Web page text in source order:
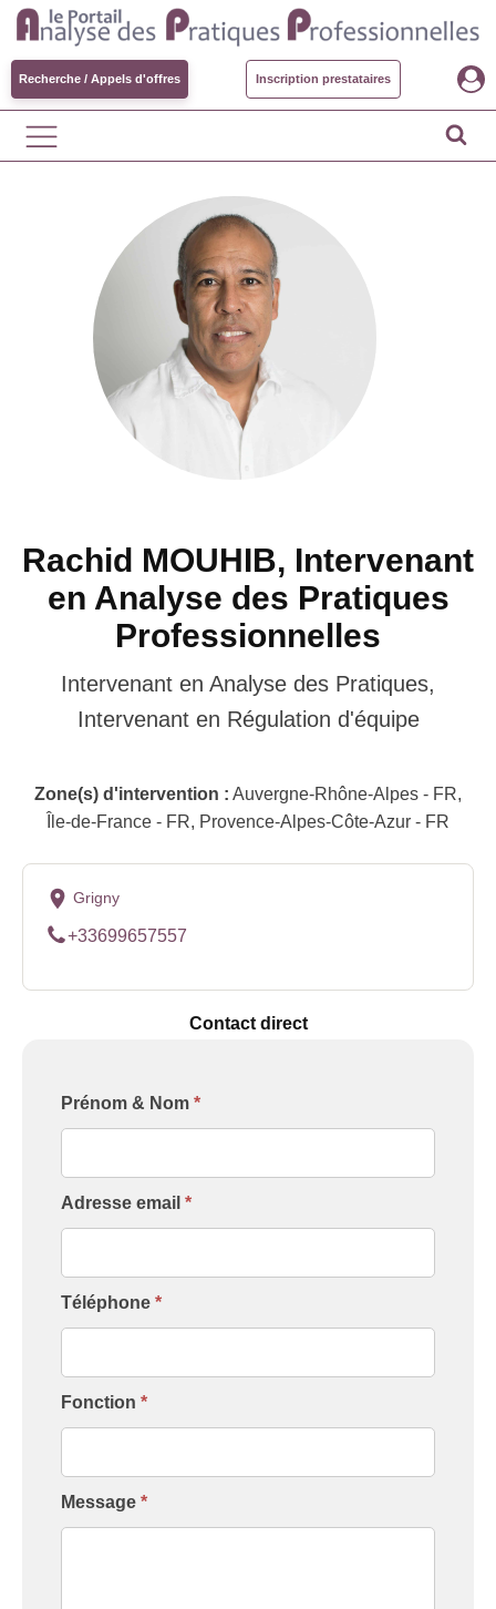
Recherche / Appels d'offres Inscription prestataires
Rachid MOUHIB, Intervenant
en Analyse des Pratiques
Professionnelles
Intervenant en Analyse des Pratiques,
Intervenant en Régulation d'équipe
Zone(s) d'intervention : Auvergne-Rhône-Alpes - FR,
Île-de-France - FR, Provence-Alpes-Côte-Azur - FR
Grigny
+33699657557
Contact direct
Formulaire
[Contact
Prénom & Nom *
Adresse email *
Téléphone *
Fonction *
Message *